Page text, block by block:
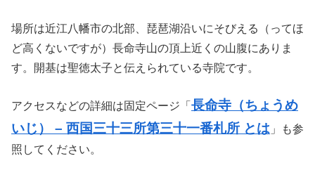
場所は近江八幡市の北部、琵琶湖沿いにそびえる（ってほ
ど高くないですが）長命寺山の頂上近くの山腹にありま
す。開基は聖徳太子と伝えられている寺院です。
アクセスなどの詳細は固定ページ「 長命寺（ちょうめ
いじ） – 西国三十三所第三十一番札所 とは 」も参
照してください。